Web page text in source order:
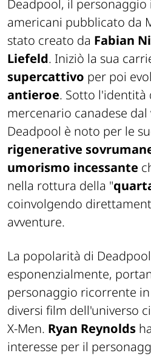
Deadpool, il
americani pubblicato da
stato creato da Fabian
Liefeld. Iniziò la sua
supercattivo per poi
antieroe. Sotto l'identità
mercenario canadese
Deadpool è noto per le
rigenerative
umorismo incessante
nella rottura della "
coinvolgendo
avventure.
La popolarità di
esponenzialmente,
personaggio ricorrente in
diversi film dell'universo
X-Men. Ryan Reynolds
interesse per il